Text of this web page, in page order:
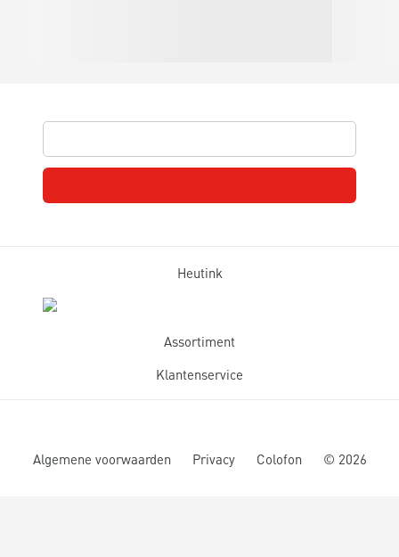
Heutink
Assortiment
Klantenservice
Algemene voorwaarden Privacy Colofon © 2026